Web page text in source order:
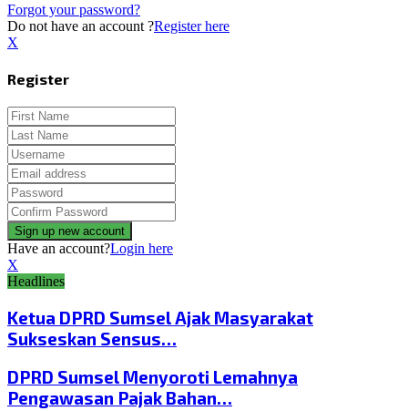
Forgot your password?
Do not have an account ?Register here
X
Register
Have an account?Login here
X
Headlines
Ketua DPRD Sumsel Ajak Masyarakat
Sukseskan Sensus…
DPRD Sumsel Menyoroti Lemahnya
Pengawasan Pajak Bahan…